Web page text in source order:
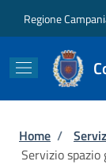
Regione
Home /
Servizio